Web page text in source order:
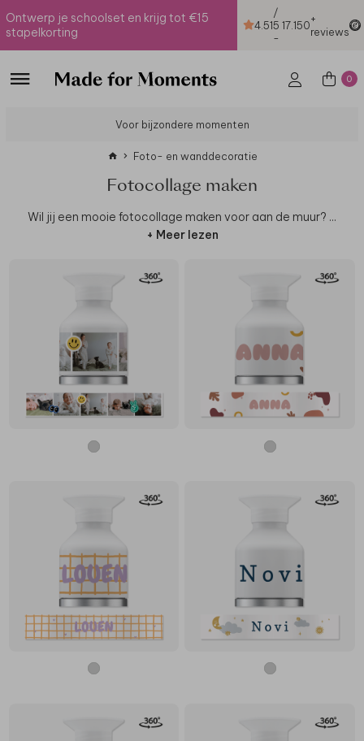
Ontwerp je schoolset en krijg tot €15
stapelkorting
4.51
/
5
-
17.150+
reviews
0
Voor bijzondere momenten
Foto- en wanddecoratie
Fotocollage maken
Wil jij een mooie fotocollage maken voor aan de muur? ...
+ Meer lezen